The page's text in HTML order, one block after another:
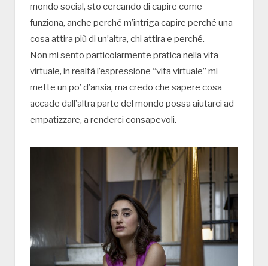
mondo social, sto cercando di capire come
funziona, anche perché m’intriga capire perché una
cosa attira più di un’altra, chi attira e perché.
Non mi sento particolarmente pratica nella vita
virtuale, in realtà l’espressione “vita virtuale” mi
mette un po’ d’ansia, ma credo che sapere cosa
accade dall’altra parte del mondo possa aiutarci ad
empatizzare, a renderci consapevoli.